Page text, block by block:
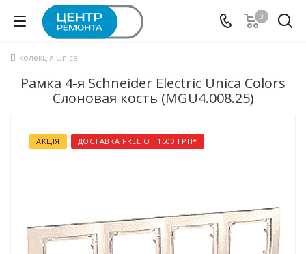
0
колекція Unica
Рамка 4-я Schneider Electric Unica Colors
Слоновая кость (MGU4.008.25)
АКЦІЯ ДОСТАВКА FREE ОТ 1500 ГРН*